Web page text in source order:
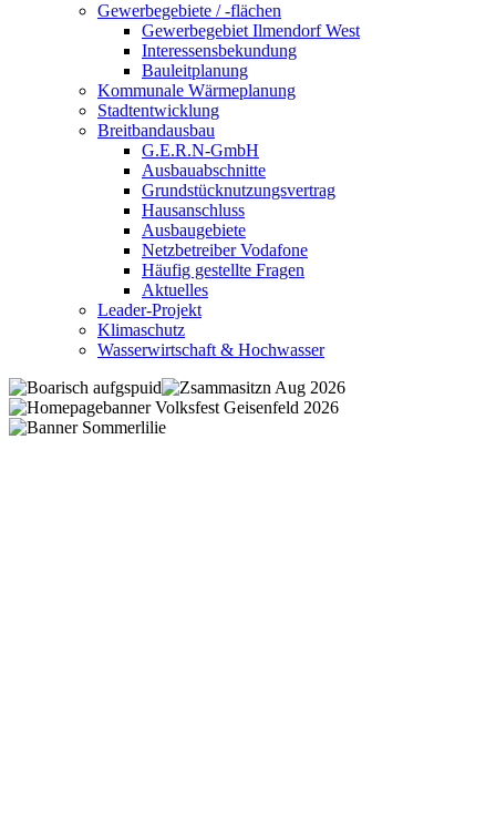
Gewerbegebiete / -flächen
Gewerbegebiet Ilmendorf West
Interessensbekundung
Bauleitplanung
Kommunale Wärmeplanung
Stadtentwicklung
Breitbandausbau
G.E.R.N-GmbH
Ausbauabschnitte
Grundstücknutzungsvertrag
Hausanschluss
Ausbaugebiete
Netzbetreiber Vodafone
Häufig gestellte Fragen
Aktuelles
Leader-Projekt
Klimaschutz
Wasserwirtschaft & Hochwasser